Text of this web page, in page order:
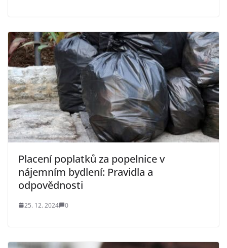
Placení poplatků za popelnice v
nájemním bydlení: Pravidla a
odpovědnosti
25. 12. 2024 0